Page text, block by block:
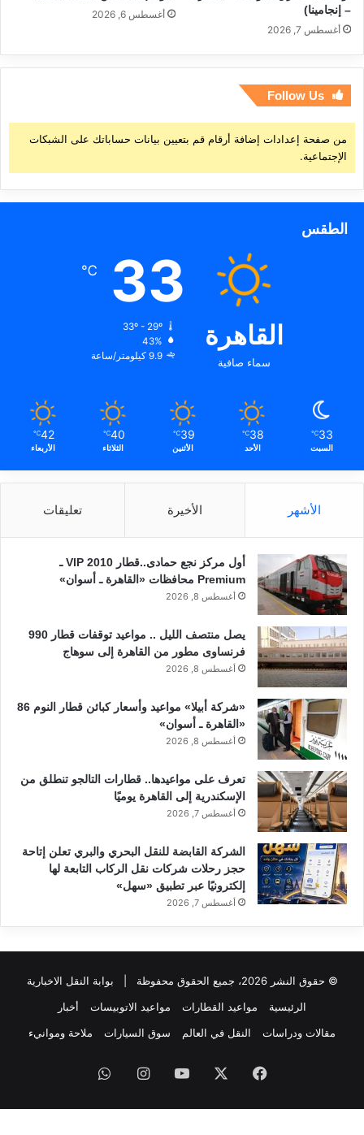
– إنجامينا)
أغسطس 7, 2026
أغسطس 6, 2026
Follow Us
من صفحة إعدادات إضافة أرقام قم بتعيين بيانات حساباتك على الشبكات
الإجتماعية.
الطقس
القاهرة
سماء صافية
33
℃
33º - 29º
43%
9.9 كيلومتر/ساعة
33
℃
السبت
38
℃
الأحد
39
℃
الأثنين
40
℃
الثلاثاء
42
℃
الأربعاء
الأشهر الأخيرة تعليقات
أول مركز نجع حمادى..قطار 2010 VIP ـ
Premium محافظات «القاهرة ـ أسوان»
أغسطس 8, 2026
يصل منتصف الليل .. مواعيد توقفات قطار 990
فرنساوى مطور من القاهرة إلى سوهاج
أغسطس 8, 2026
«شركة أبيلا» مواعيد وأسعار كبائن قطار النوم 86
«القاهرة ـ أسوان»
أغسطس 8, 2026
تعرف على مواعيدها.. قطارات التالجو تنطلق من
الإسكندرية إلى القاهرة يوميًا
أغسطس 7, 2026
الشركة القابضة للنقل البحري والبري تعلن إتاحة
حجز رحلات شركات نقل الركاب التابعة لها
إلكترونيًا عبر تطبيق «سهل»
أغسطس 7, 2026
© حقوق النشر 2026، جميع الحقوق محفوظة |
بوابة النقل الاخبارية
الرئيسية
مواعيد القطارات مواعيد الاتوبيسات
أخبار
مقالات ودراسات
النقل في العالم سوق السيارات ملاحة وموانيء
فيسبوك ‫YouTubeانستقرام